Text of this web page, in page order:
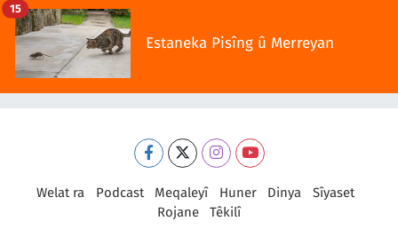
Estaneka Pisîng û Merreyan
15
Welat ra Podcast Meqaleyî Huner Dinya
Sîyaset
Rojane
Têkilî